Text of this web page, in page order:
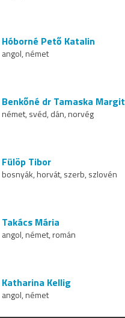
Hóborné Pető Katalin
angol, német
Benkőné dr Tamaska Margit
német, svéd, dán, norvég
Fülöp Tibor
bosnyák, horvát, szerb, szlovén
Takács Mária
angol, német, román
Katharina Kellig
angol, német